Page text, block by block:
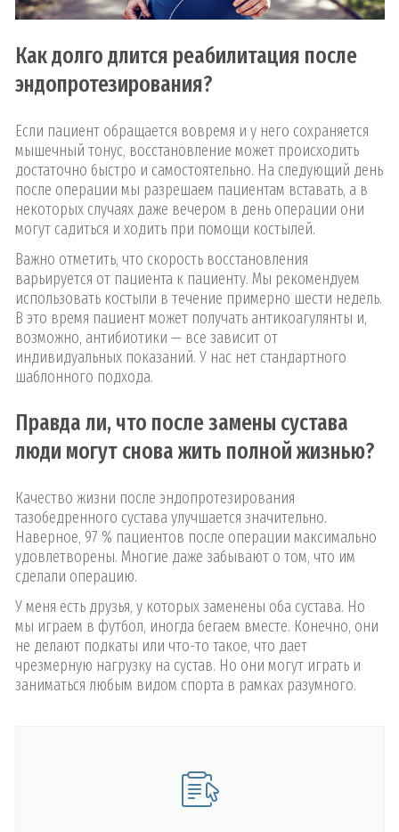
Как долго длится реабилитация после
эндопротезирования?
Если пациент обращается вовремя и у него сохраняется
мышечный тонус, восстановление может происходить
достаточно быстро и самостоятельно. На следующий день
после операции мы разрешаем пациентам вставать, а в
некоторых случаях даже вечером в день операции они
могут садиться и ходить при помощи костылей.
Важно отметить, что скорость восстановления
варьируется от пациента к пациенту. Мы рекомендуем
использовать костыли в течение примерно шести недель.
В это время пациент может получать антикоагулянты и,
возможно, антибиотики — все зависит от
индивидуальных показаний. У нас нет стандартного
шаблонного подхода.
Правда ли, что после замены сустава
люди могут снова жить полной жизнью?
Качество жизни после эндопротезирования
тазобедренного сустава улучшается значительно.
Наверное, 97 % пациентов после операции максимально
удовлетворены. Многие даже забывают о том, что им
сделали операцию.
У меня есть друзья, у которых заменены оба сустава. Но
мы играем в футбол, иногда бегаем вместе. Конечно, они
не делают подкаты или что-то такое, что дает
чрезмерную нагрузку на сустав. Но они могут играть и
заниматься любым видом спорта в рамках разумного.